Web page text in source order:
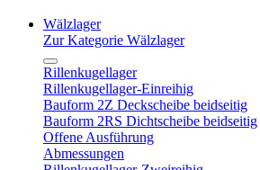
Wälzlager
Zur Kategorie Wälzlager
Rillenkugellager
Rillenkugellager-Einreihig
Bauform 2Z Deckscheibe beidseitig
Bauform 2RS Dichtscheibe beidseitig
Offene Ausführung
Abmessungen